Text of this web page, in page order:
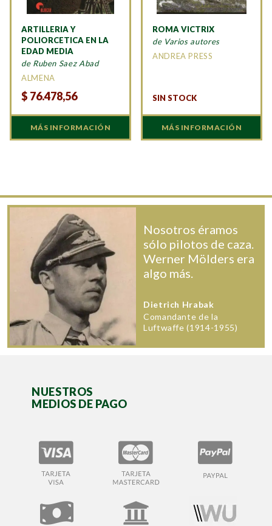
ARTILLERIA Y
POLIORCETICA EN LA
EDAD MEDIA
de Ruben Saez Abad
ALMENA
$ 76.478,56
MÁS INFORMACIÓN
ROMA VICTRIX
de Varios autores
ANDREA PRESS
SIN STOCK
MÁS INFORMACIÓN
Nosotros éramos
sólo pilotos de caza.
Werner Mölders era
algo más.
Dietrich Hrabak
Comandante de la
Luftwaffe (1914-1955)
NUESTROS
MEDIOS DE PAGO